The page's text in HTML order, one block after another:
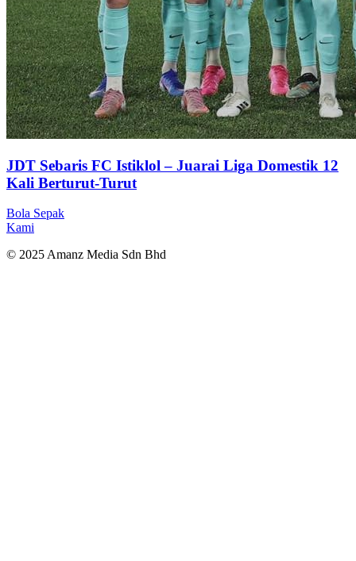
JDT Sebaris FC Istiklol – Juarai Liga Domestik 12
Kali Berturut-Turut
Bola Sepak
Kami
© 2025 Amanz Media Sdn Bhd